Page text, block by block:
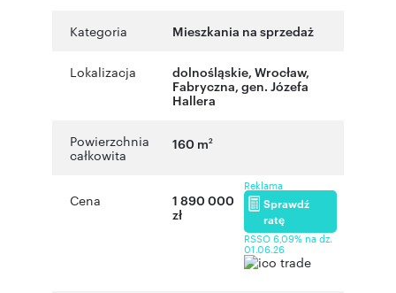
Kategoria Mieszkania na sprzedaż
Lokalizacja dolnośląskie, Wrocław,
Fabryczna, gen. Józefa
Hallera
Powierzchnia
całkowita
160 m2
Cena
1 890 000
zł
Reklama
Sprawdź
ratę
RSSO 6,09% na dz.
01.06.26